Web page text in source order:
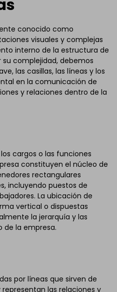
conocido como
visuales y complejas
interno de la estructura de
su complejidad, debemos
las casillas, las líneas y los
en la comunicación de
y relaciones dentro de la
cargos o las funciones
constituyen el núcleo de
rectangulares
incluyendo puestos de
La ubicación de
vertical o dispuestas
la jerarquía y las
de la empresa.
por líneas que sirven de
las relaciones y